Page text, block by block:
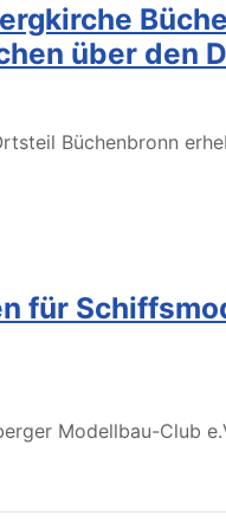
über den
Büchenbronn
für
Modellbau-Club